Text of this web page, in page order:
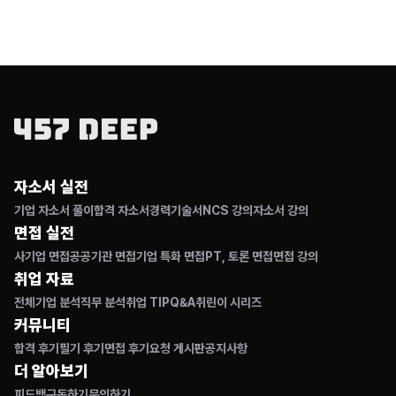
자소서 실전
기업 자소서 풀이 합격 자소서경력기술서 NCS 강의자소서 강의
면접 실전
사기업 면접공공기관 면접기업 특화 면접 PT, 토론 면접면접 강의
취업 자료
전체 기업 분석직무 분석취업 TIPQ&A취린이 시리즈
커뮤니티
합격 후기 필기 후기 면접 후기 요청 게시판공지사항
더 알아보기